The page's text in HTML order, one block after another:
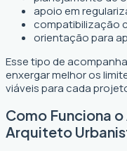
apoio em
compatibilização
orientação para
Esse tipo de
enxergar melhor os
viáveis para cada
Como Funciona
Arquiteto